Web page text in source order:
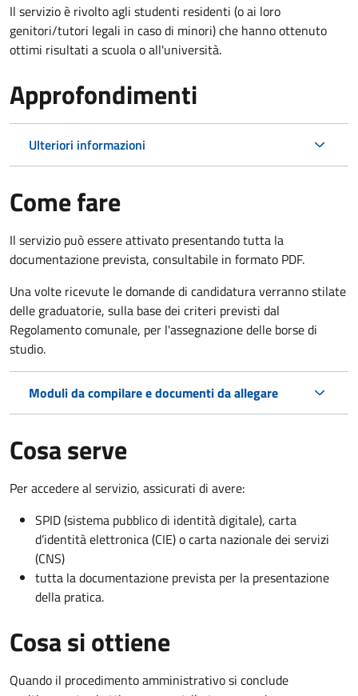
Il servizio è rivolto agli studenti residenti (o ai loro
genitori/tutori legali in caso di minori) che hanno ottenuto
ottimi risultati a scuola o all'università.
Approfondimenti
Ulteriori informazioni
Come fare
Il servizio può essere attivato presentando tutta la
documentazione prevista, consultabile in formato PDF.
Una volte ricevute le domande di candidatura verranno stilate
delle graduatorie, sulla base dei criteri previsti dal
Regolamento comunale, per l'assegnazione delle borse di
studio.
Moduli da compilare e documenti da allegare
Cosa serve
Per accedere al servizio, assicurati di avere:
SPID (sistema pubblico di identità digitale), carta
d’identità elettronica (CIE) o carta nazionale dei servizi
(CNS)
tutta la documentazione prevista per la presentazione
della pratica.
Cosa si ottiene
Quando il procedimento amministrativo si conclude